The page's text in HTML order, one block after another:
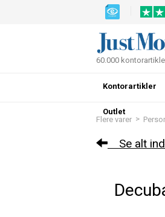
Flere varer >
Se alt
60.000
Kontorartikler
Outlet